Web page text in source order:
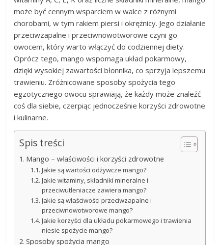
może być cennym wsparciem w walce z różnymi
chorobami, w tym rakiem piersi i okrężnicy. Jego działanie
przeciwzapalne i przeciwnowotworowe czyni go
owocem, który warto włączyć do codziennej diety.
Oprócz tego, mango wspomaga układ pokarmowy,
dzięki wysokiej zawartości błonnika, co sprzyja lepszemu
trawieniu. Zróżnicowane sposoby spożycia tego
egzotycznego owocu sprawiają, że każdy może znaleźć
coś dla siebie, czerpiąc jednocześnie korzyści zdrowotne
i kulinarne.
Spis treści
Mango – właściwości i korzyści zdrowotne
Jakie są wartości odżywcze mango?
Jakie witaminy, składniki mineralne i
przeciwutleniacze zawiera mango?
Jakie są właściwości przeciwzapalne i
przeciwnowotworowe mango?
Jakie korzyści dla układu pokarmowego i trawienia
niesie spożycie mango?
Sposoby spożycia mango